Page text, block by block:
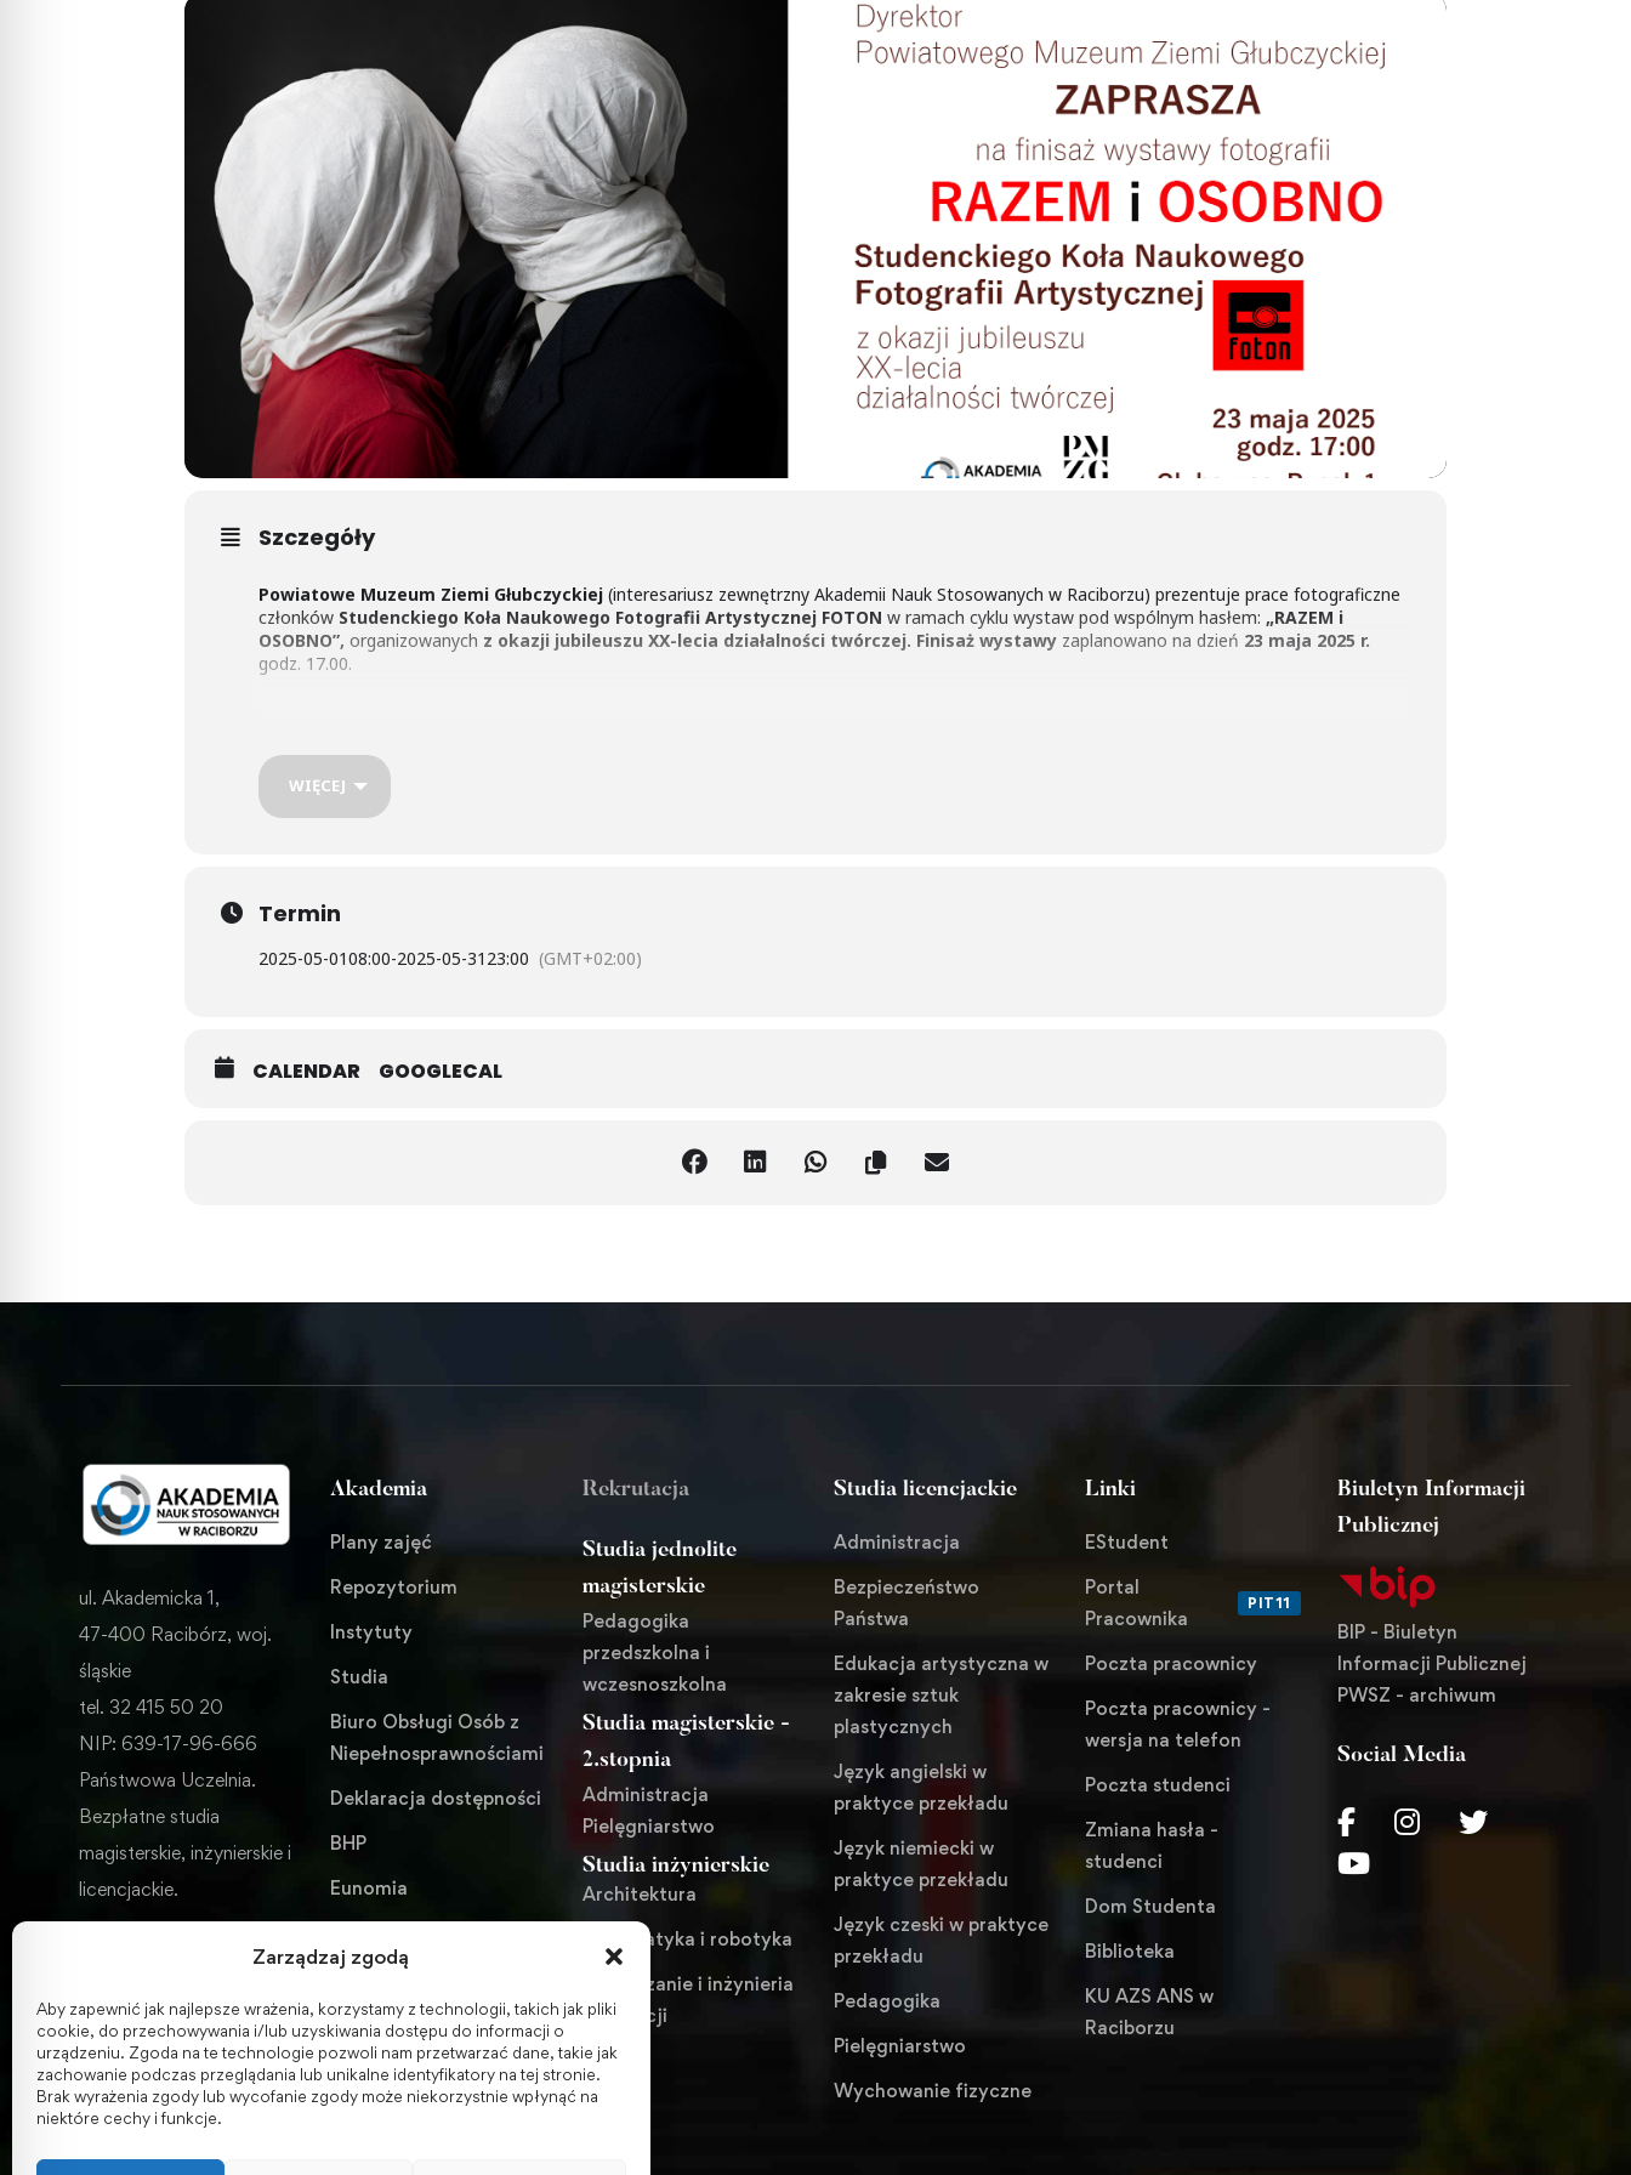
Zarządzaj zgodą
Aby zapewnić jak najlepsze wrażenia, korzystamy z technologii, takich jak pliki
cookie, do przechowywania i/lub uzyskiwania dostępu do informacji o
urządzeniu. Zgoda na te technologie pozwoli nam przetwarzać dane, takie jak
zachowanie podczas przeglądania lub unikalne identyfikatory na tej stronie.
Brak wyrażenia zgody lub wycofanie zgody może niekorzystnie wpłynąć na
niektóre cechy i funkcje.
Szczegóły
Powiatowe Muzeum Ziemi Głubczyckiej (interesariusz zewnętrzny Akademii Nauk Stosowanych w Raciborzu) prezentuje prace fotograficzne
członków Studenckiego Koła Naukowego Fotografii Artystycznej FOTON w ramach cyklu wystaw pod wspólnym hasłem: „RAZEM i
OSOBNO”, organizowanych z okazji jubileuszu XX-lecia działalności twórczej. Finisaż wystawy zaplanowano na dzień 23 maja 2025 r.
godz. 17.00.
WIĘCEJ
Termin
2025-05-0108:00-2025-05-31 23:00 (GMT+02:00)
CALENDAR GOOGLECAL
ul. Akademicka 1,
47-400 Racibórz, woj.
śląskie
tel. 32 415 50 20
NIP: 639-17-96-666
Państwowa Uczelnia.
Bezpłatne studia
magisterskie, inżynierskie i
licencjackie.
Akademia
Plany zajęć
Repozytorium
Instytuty
Studia
Biuro Obsługi Osób z
Niepełnosprawnościami
Deklaracja dostępności
BHP
Eunomia
ENGLISH VERSION
Rekrutacja
Studia jednolite
magisterskie
Pedagogika
przedszkolna i
wczesnoszkolna
Studia magisterskie -
2.stopnia
Administracja
Pielęgniarstwo
Studia inżynierskie
Architektura
Automatyka i robotyka
Zarządzanie i inżynieria
produkcji
Studia licencjackie
Administracja
Bezpieczeństwo
Państwa
Edukacja artystyczna w
zakresie sztuk
plastycznych
Język angielski w
praktyce przekładu
Język niemiecki w
praktyce przekładu
Język czeski w praktyce
przekładu
Pedagogika
Pielęgniarstwo
Wychowanie fizyczne
Linki
EStudent
Portal
Pracownika
PIT11
Poczta pracownicy
Poczta pracownicy -
wersja na telefon
Poczta studenci
Zmiana hasła -
studenci
Dom Studenta
Biblioteka
KU AZS ANS w
Raciborzu
Biuletyn Informacji
Publicznej
BIP - Biuletyn
Informacji Publicznej
PWSZ - archiwum
Social Media